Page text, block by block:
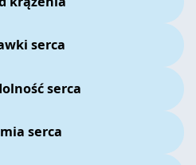
serca
serca
serca